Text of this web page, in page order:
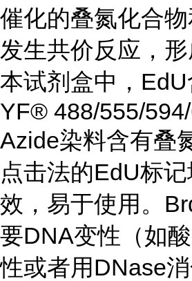
催化的叠氮化合
发生共价反应，形
本试剂盒中，EdU
YF® 488/555/
Azide染料含有叠
点击法的EdU标
效，易于使用。
要DNA变性（如
性或者用DNase